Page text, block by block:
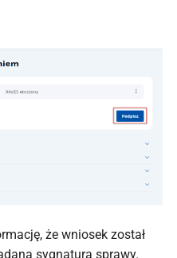
że wniosek został
sygnatura sprawy.